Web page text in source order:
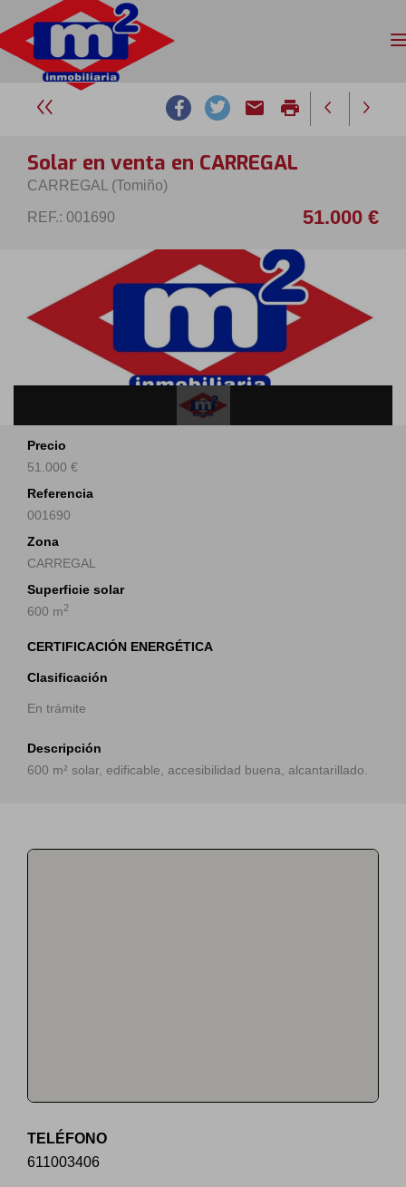
email print
Solar en venta en CARREGAL
CARREGAL (Tomiño)
REF.: 001690 51.000 €
Precio
51.000 €
Referencia
001690
Zona
CARREGAL
Superficie solar
600 m2
CERTIFICACIÓN ENERGÉTICA
Clasificación
En trámite
Descripción
600 m² solar, edificable, accesibilidad buena, alcantarillado.
TELÉFONO
611003406